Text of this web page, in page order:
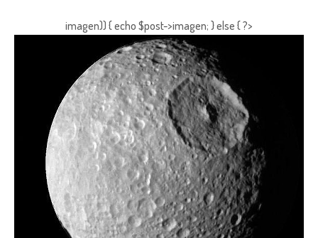
imagen)) { echo $post->imagen; } else { ?>